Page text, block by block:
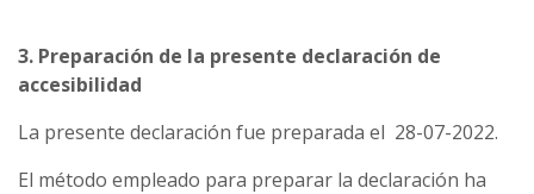
3. Preparación de la presente declaración de
accesibilidad
La presente declaración fue preparada el 28-07-2022.
El método empleado para preparar la declaración ha